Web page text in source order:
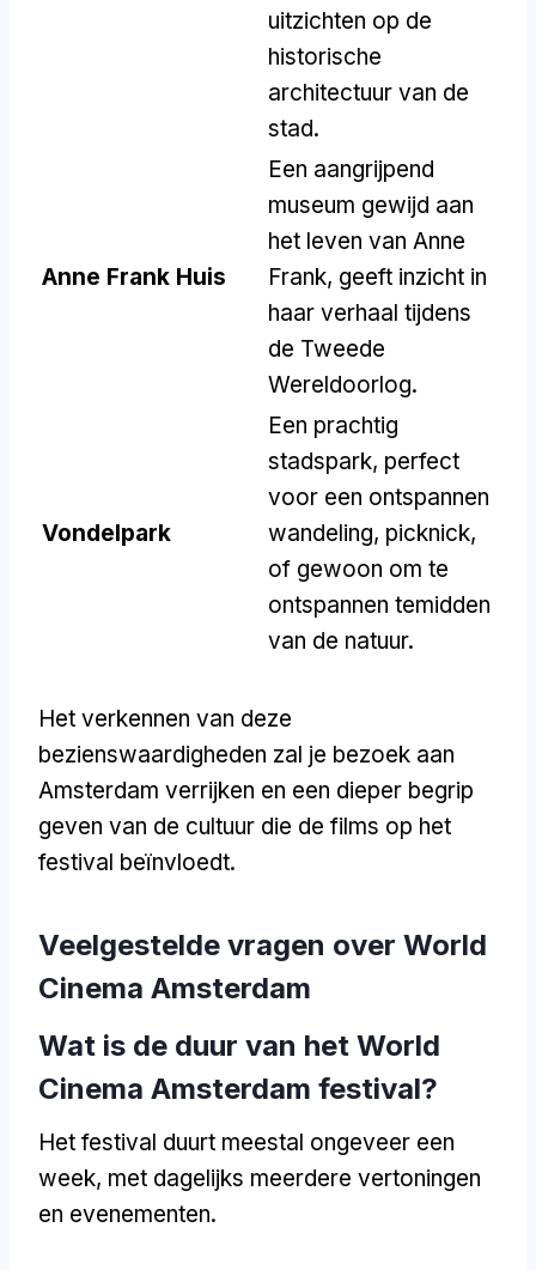
uitzichten op de
historische
architectuur van de
stad.
Anne Frank Huis
Een aangrijpend
museum gewijd aan
het leven van Anne
Frank, geeft inzicht in
haar verhaal tijdens
de Tweede
Wereldoorlog.
Vondelpark
Een prachtig
stadspark, perfect
voor een ontspannen
wandeling, picknick,
of gewoon om te
ontspannen temidden
van de natuur.
Het verkennen van deze
bezienswaardigheden zal je bezoek aan
Amsterdam verrijken en een dieper begrip
geven van de cultuur die de films op het
festival beïnvloedt.
Veelgestelde vragen over World
Cinema Amsterdam
Wat is de duur van het World
Cinema Amsterdam festival?
Het festival duurt meestal ongeveer een
week, met dagelijks meerdere vertoningen
en evenementen.